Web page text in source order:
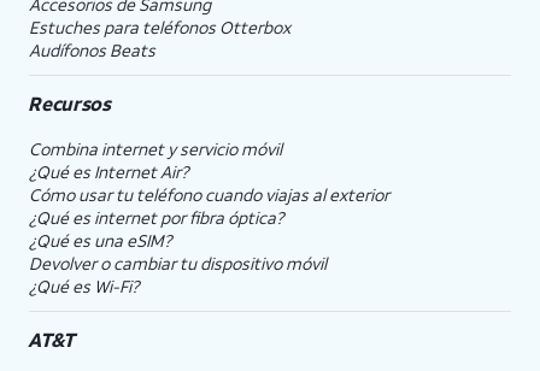
Estuches para teléfonos Otterbox
Audífonos Beats
Recursos
Combina internet y servicio móvil
¿Qué es Internet Air?
Cómo usar tu teléfono cuando viajas al exterior
¿Qué es internet por fibra óptica?
¿Qué es una eSIM?
Devolver o cambiar tu dispositivo móvil
¿Qué es Wi-Fi?
AT&T